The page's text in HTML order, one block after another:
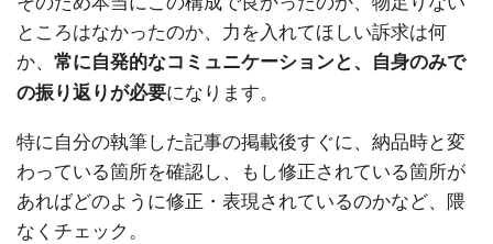
ところはなかったのか、力を入れてほしい訴求は何
か、 常に自発的なコミュニケーションと、自身のみで
の振り返りが必要になります。
特に自分の執筆した記事の掲載後すぐに、納品時と変
わっている箇所を確認し、もし修正されている箇所が
あればどのように修正・表現されているのかなど、隈
なくチェック。